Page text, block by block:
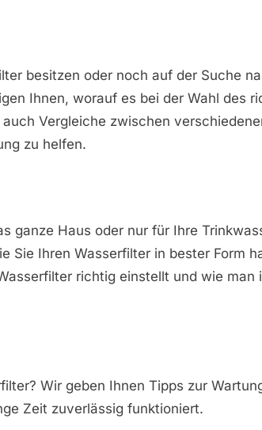
besitzen oder noch auf der Suche
Ihnen, worauf es bei der Wahl des
Vergleiche zwischen
zu helfen.
ganze Haus oder nur für Ihre
Sie Ihren Wasserfilter in bester Form
richtig einstellt und wie man
Wir geben Ihnen Tipps zur
Zeit zuverlässig funktioniert.